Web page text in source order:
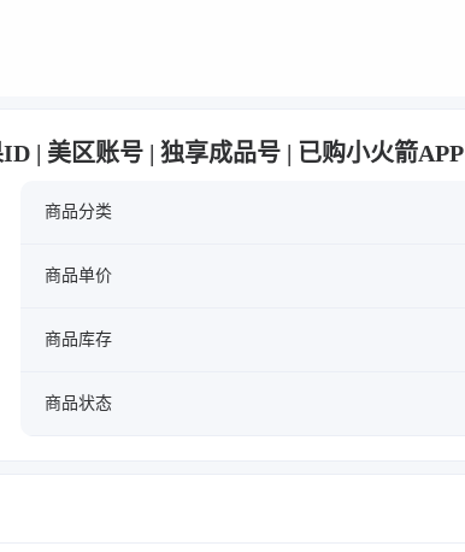
| 美区账号 | 独享成品号 | 已购小火箭APP
商品分类
商品单价
商品库存
商品状态